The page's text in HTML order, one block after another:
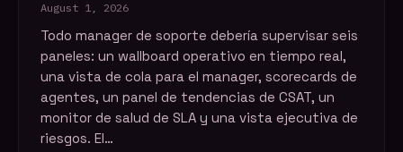
August 1, 2026
Todo manager de soporte debería supervisar seis
paneles: un wallboard operativo en tiempo real,
una vista de cola para el manager, scorecards de
agentes, un panel de tendencias de CSAT, un
monitor de salud de SLA y una vista ejecutiva de
riesgos. El…